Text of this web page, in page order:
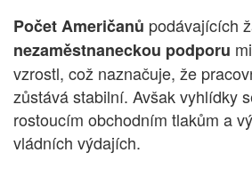
Počet Američanů podávajících
nezaměstnaneckou podporu
vzrostl, což naznačuje, že
zůstává stabilní. Avšak vyhlídky
rostoucím obchodním tlakům a
vládních výdajích.